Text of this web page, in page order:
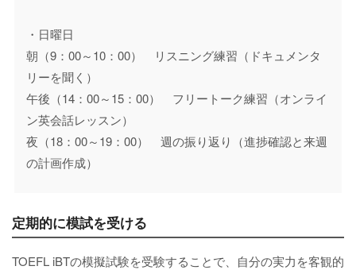
・日曜日
朝（9：00～10：00） リスニング練習（ドキュメンタ
リーを聞く）
午後（14：00～15：00） フリートーク練習（オンライ
ン英会話レッスン）
夜（18：00～19：00） 週の振り返り（進捗確認と来週
の計画作成）
定期的に模試を受ける
TOEFL iBTの模擬試験を受験することで、自分の実力を客観的